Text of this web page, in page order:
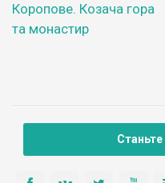
Коропове. Козача гора
та монастир